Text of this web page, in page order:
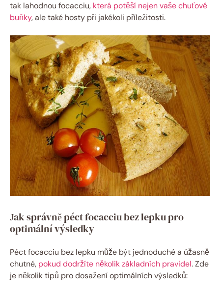
tak lahodnou focacciu, která potěší nejen vaše chuťové
buňky, ale také hosty při jakékoli příležitosti.
Jak správně péct focacciu bez lepku pro
optimální výsledky
Péct focacciu bez lepku může být jednoduché a úžasně
chutné, pokud dodržíte několik základních pravidel. Zde
je několik tipů pro dosažení optimálních výsledků: